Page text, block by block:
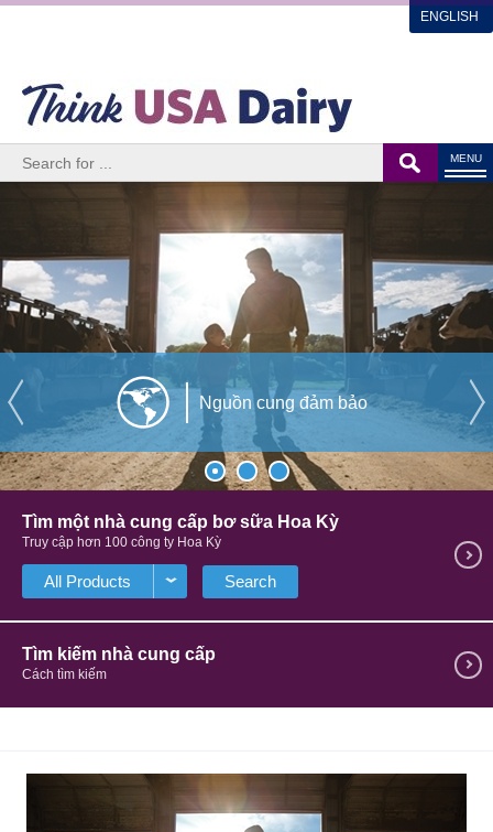
ENGLISH
MENU
Nguồn cung đảm bảo
Tìm một nhà cung cấp bơ sữa Hoa Kỳ
Truy cập hơn 100 công ty Hoa Kỳ
Search
Tìm kiếm nhà cung cấp
Cách tìm kiếm